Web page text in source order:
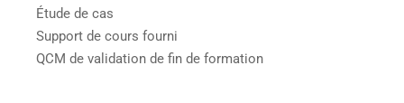
Étude de cas
Support de cours fourni
QCM de validation de fin de formation